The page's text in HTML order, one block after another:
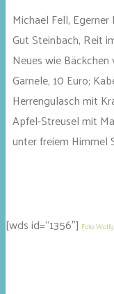
Michael Fell,
Gut Steinbach, Reit
Neues wie
Garnele, 10 Euro;
Herrengulasch mit
Apfel-Streusel mit
unter freiem Himmel
[wds id=“1356″] Foto: